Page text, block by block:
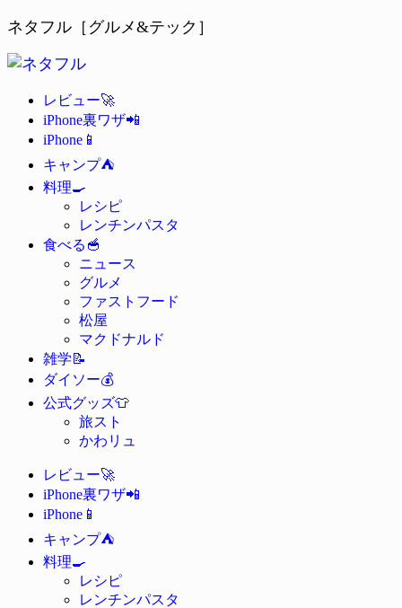
ネタフル［グルメ&テック］
レビュー🚀
iPhone裏ワザ📲
iPhone 📱
キャンプ⛺
料理🍳
レシピ
レンチンパスタ
食べる 🥣
ニュース
グルメ
ファストフード
松屋
マクドナルド
雑学📝
ダイソー💰
公式グッズ👕
旅スト
かわリュ
レビュー🚀
iPhone裏ワザ📲
iPhone 📱
キャンプ⛺
料理🍳
レシピ
レンチンパスタ